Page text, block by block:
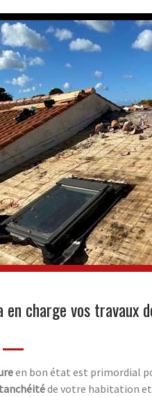
en charge vos travaux
en bon état est primordial
de votre habitation